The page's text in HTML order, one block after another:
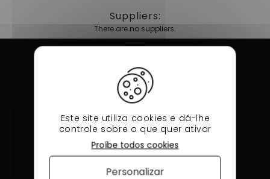
Suppliers:
There are no suppliers.
Pagamento 100% seguro
Entrega 24h a 48h em toda a França
Este site utiliza cookies e dá-lhe
controle sobre o que quer ativar
Proíbe todos cookies
Personalizar